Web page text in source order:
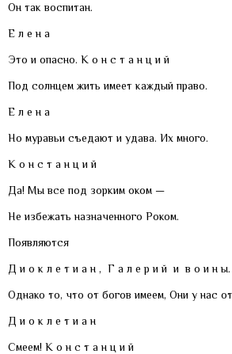
Он так воспитан.
Е л е н а
Это и опасно. К о н с т а н ц и й
Под солнцем жить имеет каждый право.
Е л е н а
Но муравьи съедают и удава. Их много.
К о н с т а н ц и й
Да! Мы все под зорким оком —
Не избежать назначенного Роком.
Появляются
Д и о к л е т и а н , Г а л е р и й и в о и н ы.
Однако то, что от богов имеем, Они у нас
Д и о к л е т и а н
Смеем! К о н с т а н ц и й